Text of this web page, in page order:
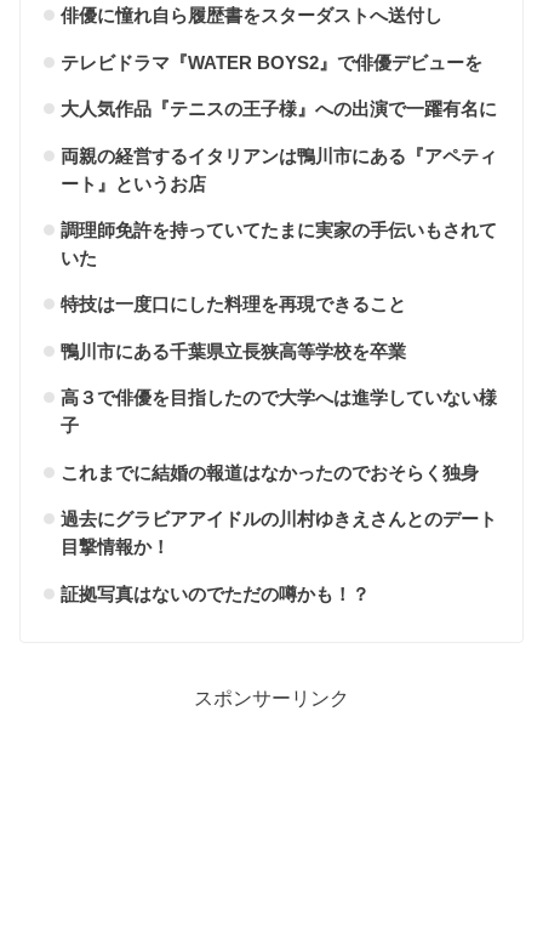
俳優に憧れ自ら履歴書をスターダストへ送付し
テレビドラマ『WATER BOYS2』で俳優デビューを
大人気作品『テニスの王子様』への出演で一躍有名に
両親の経営するイタリアンは鴨川市にある『アペティ
ート』というお店
調理師免許を持っていてたまに実家の手伝いもされて
いた
特技は一度口にした料理を再現できること
鴨川市にある千葉県立長狭高等学校を卒業
高３で俳優を目指したので大学へは進学していない様
子
これまでに結婚の報道はなかったのでおそらく独身
過去にグラビアアイドルの川村ゆきえさんとのデート
目撃情報か！
証拠写真はないのでただの噂かも！？
スポンサーリンク